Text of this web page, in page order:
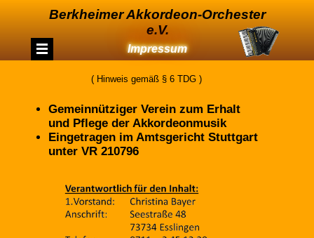
Gemeinnütziger Verein zum Erhalt
und Pflege der Akkordeonmusik
Eingetragen im Amtsgericht Stuttgart
unter VR 210796
( Hinweis gemäß § 6 TDG )
Berkheimer Akkordeon-Orchester
e.V.
Impressum